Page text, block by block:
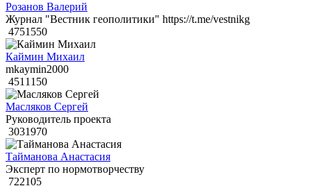
Розанов Валерий
Журнал "Вестник геополитики" https://t.me/vestnikg
4751550
Каймин Михаил
mkaymin2000
4511150
Масляков Сергей
Руководитель проекта
3031970
Тайманова Анастасия
Эксперт по нормотворчеству
722105